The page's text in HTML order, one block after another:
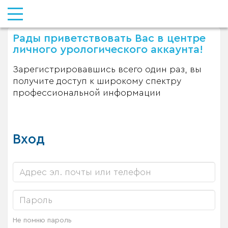
Рады приветствовать Вас в центре
личного урологического аккаунта!
Зарегистрировавшись всего один раз, вы
получите доступ к широкому спектру
профессиональной информации
Вход
Не помню пароль